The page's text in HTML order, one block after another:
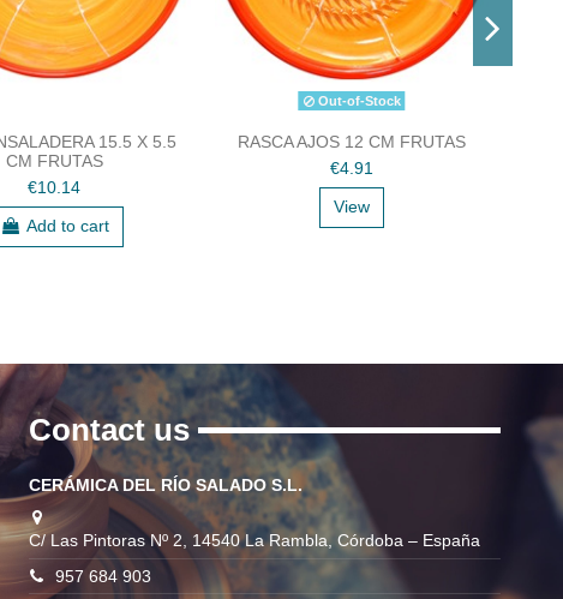
15.5 X 5.5
CM FRUTAS
€10.14
Add to cart
Out-of-Stock
RASCA AJOS 12 CM FRUTAS
€4.91
View
Contact us
CERÁMICA DEL RÍO SALADO S.L.
C/ Las Pintoras Nº 2, 14540 La Rambla, Córdoba – España
957 684 903